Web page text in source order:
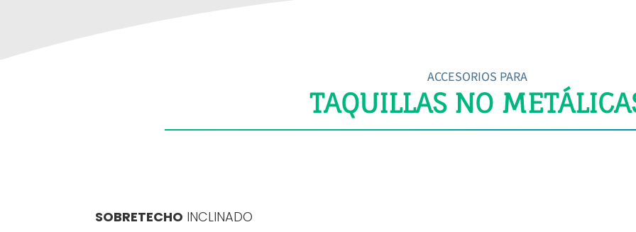
ACCESORIOS PARA
TAQUILLAS NO
SOBRETECHO INCLINADO